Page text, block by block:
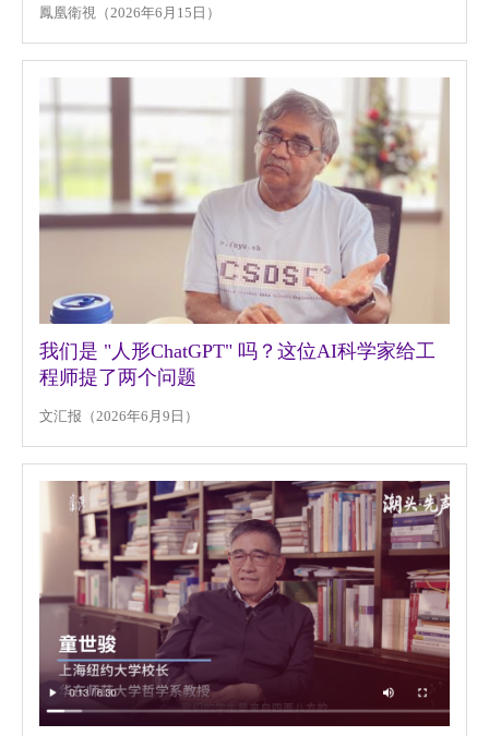
鳳凰衛視（2026年6月15日）
我们是 "人形ChatGPT" 吗？这位AI科学家给工
程师提了两个问题
文汇报（2026年6月9日）